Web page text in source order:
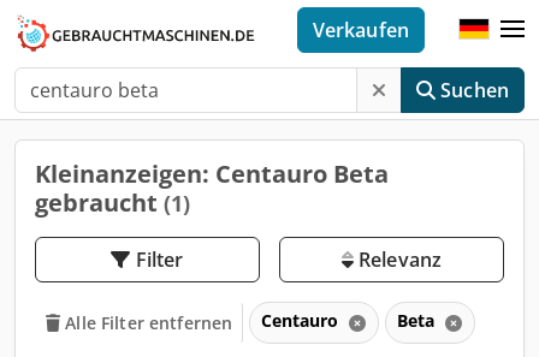
Suchen
Verkaufen
Kleinanzeigen: Centauro Beta
gebraucht (1)
Filter Relevanz
Alle Filter entfernen Centauro Beta